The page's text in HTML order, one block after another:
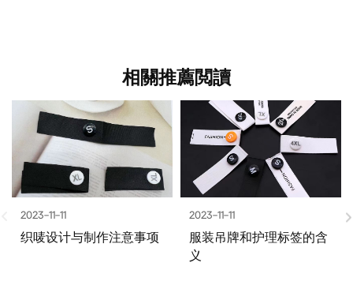
相關推薦閲讀
2023-11-11
织唛设计与制作注意事项
2023-11-11
服装吊牌和护理标签的含
义